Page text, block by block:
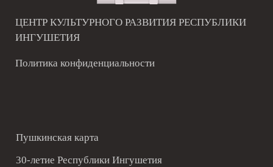
ЦЕНТР КУЛЬТУРНОГО РАЗВИТИЯ РЕСПУБЛИКИ
ИНГУШЕТИЯ
Политика конфиденциальности
Пушкинская карта
30-летие Республики Ингушетия